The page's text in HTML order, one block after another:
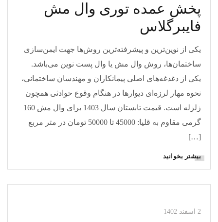
پخش عمده توری وال مش
فایبرگلاس
یکی از نوین‌ترین و پیشرفته‌ترین روش‌ها جهت ایمن‌سازی
ساختمان‌ها، روش وال مش یا وال پست نوین می‌باشد.
یکی از دغدغه‌های اصلی پیمانکاران و مهندسان ساختمانی،
نحوه مهار لرزه‌ای دیوار‌ها در هنگام وقوع حوادثی همچون
زلزله است. قیمت تابستان سال 1403 برای وال مش 160
گرمی مقاوم به قلیا: 45000 تا 50000 تومان در متر مربع
[…]
بیشتر بخوانید
مقالات وال مش
2 اسفند 1402